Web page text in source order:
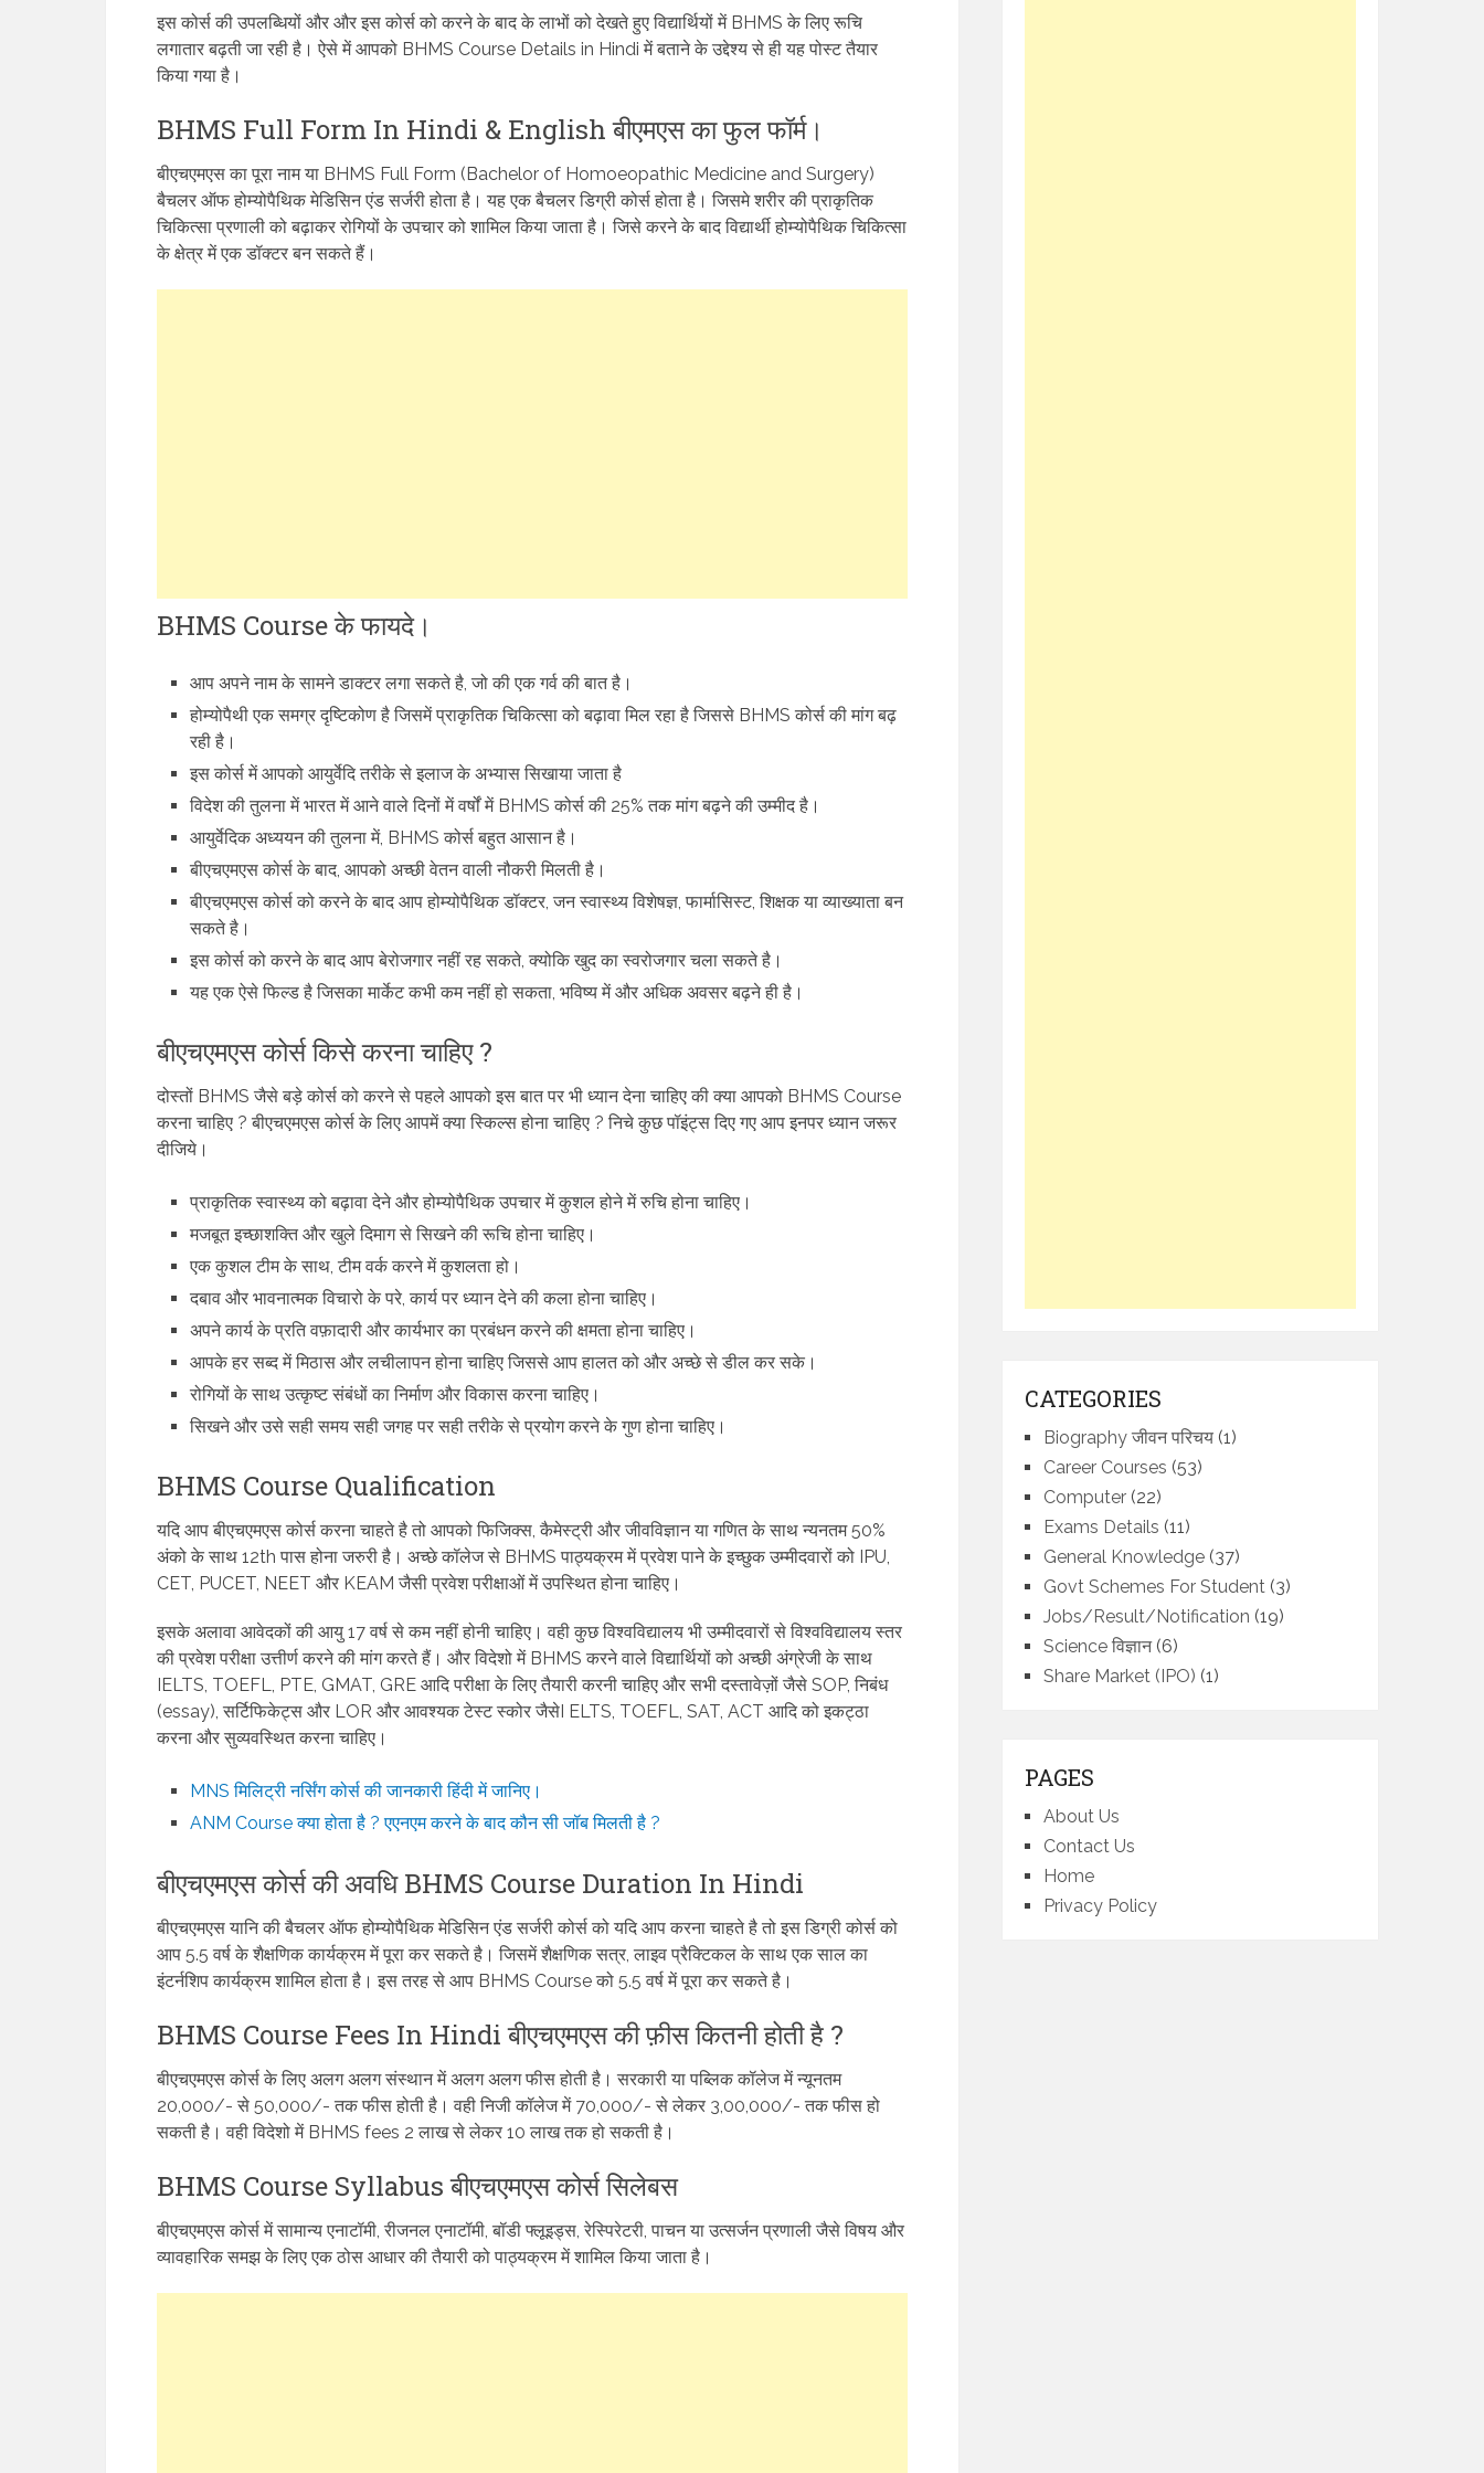
इस कोर्स की उपलब्धियों और और इस कोर्स को करने के बाद के लाभों को देखते हुए विद्यार्थियों में BHMS के लिए रूचि
लगातार बढ़ती जा रही है। ऐसे में आपको BHMS Course Details in Hindi में बताने के उद्देश्य से ही यह पोस्ट तैयार
किया गया है।
BHMS Full Form In Hindi & English बीएमएस का फुल फॉर्म।
बीएचएमएस का पूरा नाम या BHMS Full Form (Bachelor of Homoeopathic Medicine and Surgery)
बैचलर ऑफ होम्योपैथिक मेडिसिन एंड सर्जरी होता है। यह एक बैचलर डिग्री कोर्स होता है। जिसमे शरीर की प्राकृतिक
चिकित्सा प्रणाली को बढ़ाकर रोगियों के उपचार को शामिल किया जाता है। जिसे करने के बाद विद्यार्थी होम्योपैथिक चिकित्सा
के क्षेत्र में एक डॉक्टर बन सकते हैं।
BHMS Course के फायदे।
आप अपने नाम के सामने डाक्टर लगा सकते है, जो की एक गर्व की बात है।
होम्योपैथी एक समग्र दृष्टिकोण है जिसमें प्राकृतिक चिकित्सा को बढ़ावा मिल रहा है जिससे BHMS कोर्स की मांग बढ़
रही है।
इस कोर्स में आपको आयुर्वेदि तरीके से इलाज के अभ्यास सिखाया जाता है
विदेश की तुलना में भारत में आने वाले दिनों में वर्षों में BHMS कोर्स की 25% तक मांग बढ़ने की उम्मीद है।
आयुर्वेदिक अध्ययन की तुलना में, BHMS कोर्स बहुत आसान है।
बीएचएमएस कोर्स के बाद, आपको अच्छी वेतन वाली नौकरी मिलती है।
बीएचएमएस कोर्स को करने के बाद आप होम्योपैथिक डॉक्टर, जन स्वास्थ्य विशेषज्ञ, फार्मासिस्ट, शिक्षक या व्याख्याता बन
सकते है।
इस कोर्स को करने के बाद आप बेरोजगार नहीं रह सकते, क्योकि खुद का स्वरोजगार चला सकते है।
यह एक ऐसे फिल्ड है जिसका मार्केट कभी कम नहीं हो सकता, भविष्य में और अधिक अवसर बढ़ने ही है।
बीएचएमएस कोर्स किसे करना चाहिए ?
दोस्तों BHMS जैसे बड़े कोर्स को करने से पहले आपको इस बात पर भी ध्यान देना चाहिए की क्या आपको BHMS Course
करना चाहिए ? बीएचएमएस कोर्स के लिए आपमें क्या स्किल्स होना चाहिए ? निचे कुछ पॉइंट्स दिए गए आप इनपर ध्यान जरूर
दीजिये।
प्राकृतिक स्वास्थ्य को बढ़ावा देने और होम्योपैथिक उपचार में कुशल होने में रुचि होना चाहिए।
मजबूत इच्छाशक्ति और खुले दिमाग से सिखने की रूचि होना चाहिए।
एक कुशल टीम के साथ, टीम वर्क करने में कुशलता हो।
दबाव और भावनात्मक विचारो के परे, कार्य पर ध्यान देने की कला होना चाहिए।
अपने कार्य के प्रति वफ़ादारी और कार्यभार का प्रबंधन करने की क्षमता होना चाहिए।
आपके हर सब्द में मिठास और लचीलापन होना चाहिए जिससे आप हालत को और अच्छे से डील कर सके।
रोगियों के साथ उत्कृष्ट संबंधों का निर्माण और विकास करना चाहिए।
सिखने और उसे सही समय सही जगह पर सही तरीके से प्रयोग करने के गुण होना चाहिए।
BHMS Course Qualification
यदि आप बीएचएमएस कोर्स करना चाहते है तो आपको फिजिक्स, कैमेस्ट्री और जीवविज्ञान या गणित के साथ न्यनतम 50%
अंको के साथ 12th पास होना जरुरी है। अच्छे कॉलेज से BHMS पाठ्यक्रम में प्रवेश पाने के इच्छुक उम्मीदवारों को IPU,
CET, PUCET, NEET और KEAM जैसी प्रवेश परीक्षाओं में उपस्थित होना चाहिए।
इसके अलावा आवेदकों की आयु 17 वर्ष से कम नहीं होनी चाहिए। वही कुछ विश्वविद्यालय भी उम्मीदवारों से विश्वविद्यालय स्तर
की प्रवेश परीक्षा उत्तीर्ण करने की मांग करते हैं। और विदेशो में BHMS करने वाले विद्यार्थियों को अच्छी अंग्रेजी के साथ
IELTS, TOEFL, PTE, GMAT, GRE आदि परीक्षा के लिए तैयारी करनी चाहिए और सभी दस्तावेज़ों जैसे SOP, निबंध
(essay), सर्टिफिकेट्स और LOR और आवश्यक टेस्ट स्कोर जैसेI ELTS, TOEFL, SAT, ACT आदि को इकट्ठा
करना और सुव्यवस्थित करना चाहिए।
MNS मिलिट्री नर्सिंग कोर्स की जानकारी हिंदी में जानिए।
ANM Course क्या होता है ? एएनएम करने के बाद कौन सी जॉब मिलती है ?
बीएचएमएस कोर्स की अवधि BHMS Course Duration In Hindi
बीएचएमएस यानि की बैचलर ऑफ होम्योपैथिक मेडिसिन एंड सर्जरी कोर्स को यदि आप करना चाहते है तो इस डिग्री कोर्स को
आप 5.5 वर्ष के शैक्षणिक कार्यक्रम में पूरा कर सकते है। जिसमें शैक्षणिक सत्र, लाइव प्रैक्टिकल के साथ एक साल का
इंटर्नशिप कार्यक्रम शामिल होता है। इस तरह से आप BHMS Course को 5.5 वर्ष में पूरा कर सकते है।
BHMS Course Fees In Hindi बीएचएमएस की फ़ीस कितनी होती है ?
बीएचएमएस कोर्स के लिए अलग अलग संस्थान में अलग अलग फीस होती है। सरकारी या पब्लिक कॉलेज में न्यूनतम
20,000/- से 50,000/- तक फीस होती है। वही निजी कॉलेज में 70,000/- से लेकर 3,00,000/- तक फीस हो
सकती है। वही विदेशो में BHMS fees 2 लाख से लेकर 10 लाख तक हो सकती है।
BHMS Course Syllabus बीएचएमएस कोर्स सिलेबस
बीएचएमएस कोर्स में सामान्य एनाटॉमी, रीजनल एनाटॉमी, बॉडी फ्लूइड्स, रेस्पिरेटरी, पाचन या उत्सर्जन प्रणाली जैसे विषय और
व्यावहारिक समझ के लिए एक ठोस आधार की तैयारी को पाठ्यक्रम में शामिल किया जाता है।
CATEGORIES
Biography जीवन परिचय (1)
Career Courses (53)
Computer (22)
Exams Details (11)
General Knowledge (37)
Govt Schemes For Student (3)
Jobs/Result/Notification (19)
Science विज्ञान(6)
Share Market (IPO) (1)
PAGES
About Us
Contact Us
Home
Privacy Policy